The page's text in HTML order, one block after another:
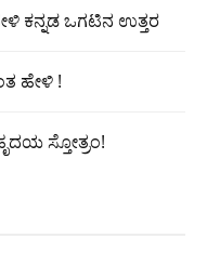
ಕನ್ನಡ ಒಗಟಿನ ಉತ್ತರ
ಹೇಳಿ !
ಸ್ತೋತ್ರಂ!